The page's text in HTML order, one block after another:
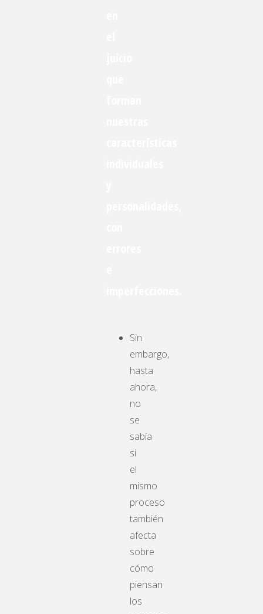
Sin
embargo,
hasta
ahora,
no
se
sabía
si
el
mismo
proceso
también
afecta
sobre
cómo
piensan
los